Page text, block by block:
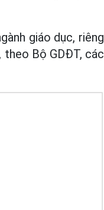
giáo dục, riêng
theo Bộ GDĐT, các